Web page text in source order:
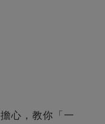
心，教你「一